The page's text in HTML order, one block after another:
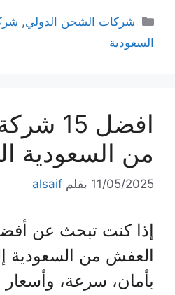
التصنيفات
شركات الشحن الدولي,
السعودية
افضل
من السعودية
11/05/2025 بقلم alsaif
إذا كنت تبحث عن
العفش من السعودية
بأمان، سرعة، وأسعار